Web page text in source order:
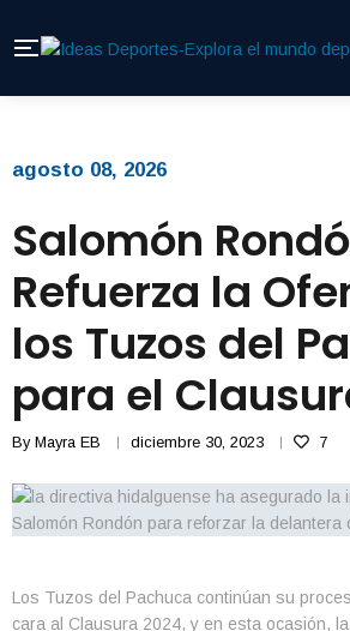
agosto 08, 2026
Salomón
Refuerza la
los Tuzos del
para el
By Mayra EB diciembre 30, 2023 7
Los Tuzos del Pachuca continúan su
cara al Clausura 2024, y en esta ocasión,